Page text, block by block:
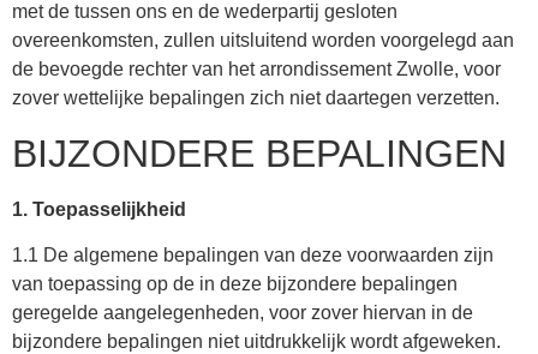
met de tussen ons en de wederpartij gesloten
overeenkomsten, zullen uitsluitend worden voorgelegd aan
de bevoegde rechter van het arrondissement Zwolle, voor
zover wettelijke bepalingen zich niet daartegen verzetten.
BIJZONDERE BEPALINGEN
1. Toepasselijkheid
1.1 De algemene bepalingen van deze voorwaarden zijn
van toepassing op de in deze bijzondere bepalingen
geregelde aangelegenheden, voor zover hiervan in de
bijzondere bepalingen niet uitdrukkelijk wordt afgeweken.